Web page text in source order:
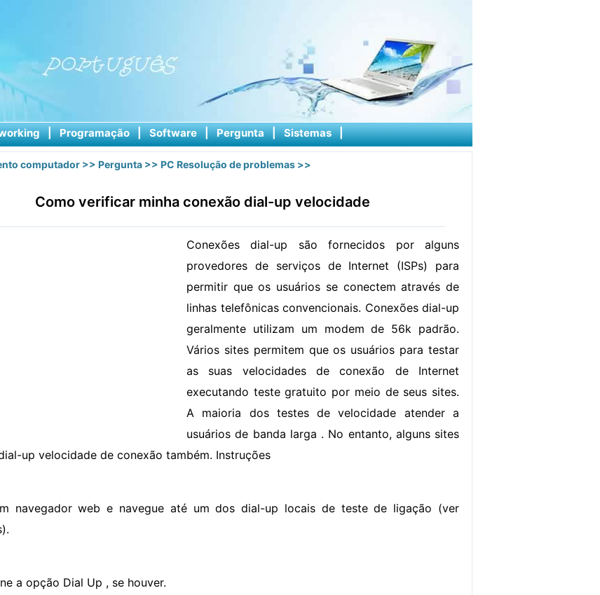
| Programação | Software | Pergunta | Sistemas |
computador >> Pergunta >> PC Resolução de problemas >>
Como verificar minha conexão dial-up velocidade
Conexões dial-up são fornecidos por alguns
provedores de serviços de Internet (ISPs) para
permitir que os usuários se conectem através de
linhas telefônicas convencionais. Conexões dial-up
geralmente utilizam um modem de 56k padrão.
Vários sites permitem que os usuários para testar
as suas velocidades de conexão de Internet
executando teste gratuito por meio de seus sites.
A maioria dos testes de velocidade atender a
usuários de banda larga . No entanto, alguns sites
up velocidade de conexão também. Instruções
navegador web e navegue até um dos dial-up locais de teste de ligação (ver
a opção Dial Up , se houver.